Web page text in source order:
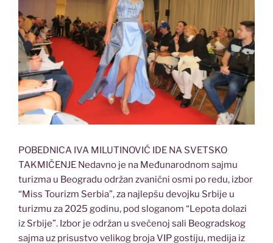
POBEDNICA IVA MILUTINOVIĆ IDE NA SVETSKO
TAKMIČENJE Nedavno je na Međunarodnom sajmu
turizma u Beogradu održan zvanični osmi po redu, izbor
“Miss Tourizm Serbia”, za najlepšu devojku Srbije u
turizmu za 2025 godinu, pod sloganom “Lepota dolazi
iz Srbije”. Izbor je održan u svečenoj sali Beogradskog
sajma uz prisustvo velikog broja VIP gostiju, medija iz